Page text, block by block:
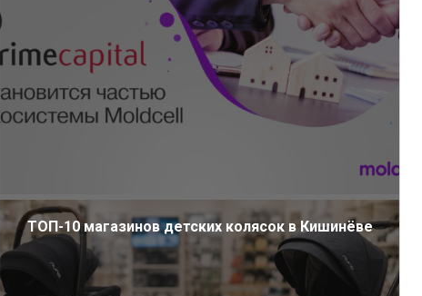
ТОП-10 магазинов детских колясок в Кишинёве